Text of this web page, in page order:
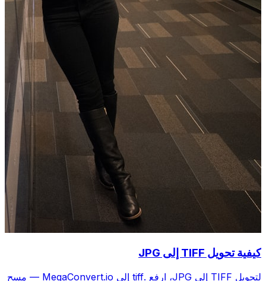
كيفية تحويل TIFF إلى JPG
لتحويل TIFF إلى JPG، ارفع .tiff إلى MegaConvert.io — مسح